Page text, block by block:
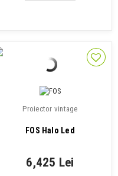
Proiector vintage
FOS Halo Led
6,425 Lei